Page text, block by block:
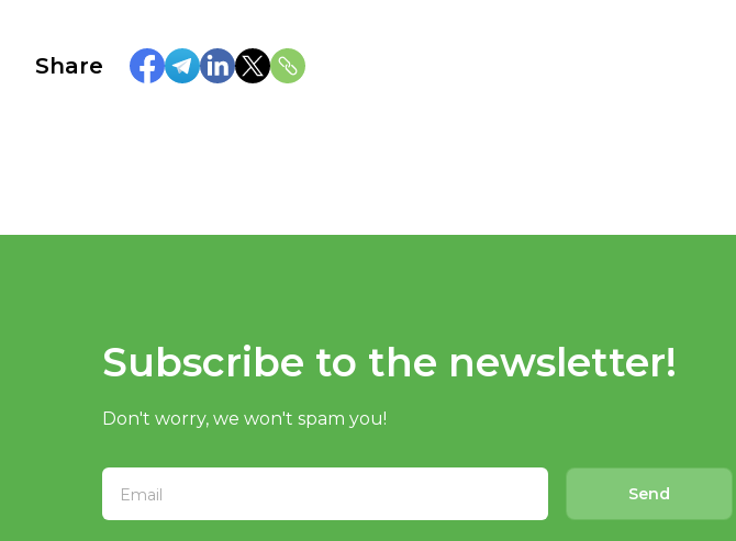
Share
Subscribe to the newsletter!
Don't worry, we won't spam you!
Send